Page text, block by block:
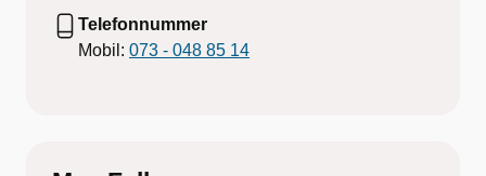
Telefonnummer
Mobil: 073 - 048 85 14